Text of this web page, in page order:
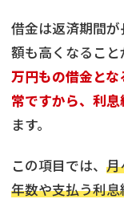
借金は返済期間
額も高くなること
万円もの借金と
常ですから、利
ます。
この項目では、 月
年数や支払う利